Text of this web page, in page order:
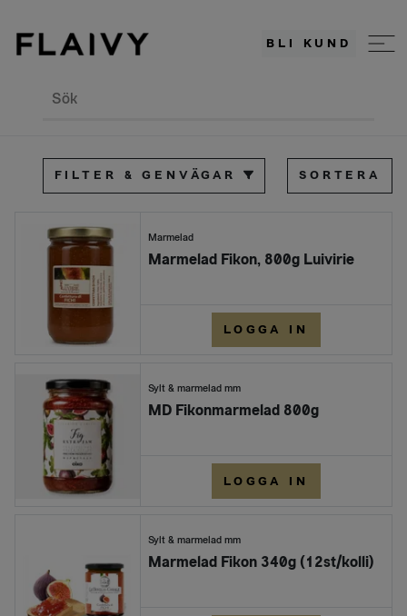
BLI KUND
Sök
FILTER & GENVÄGAR SORTERA
Marmelad
Marmelad Fikon, 800g Luivirie
LOGGA IN
Sylt & marmelad mm
MD Fikonmarmelad 800g
LOGGA IN
Sylt & marmelad mm
Marmelad Fikon 340g (12st/kolli)